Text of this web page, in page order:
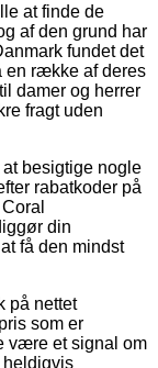
at finde de
af den grund har
fundet det
en række af deres
damer og herrer
fragt uden
besigtige nogle
rabatkoder på
din
få den mindst
på nettet
som er
være et signal om
heldigvis